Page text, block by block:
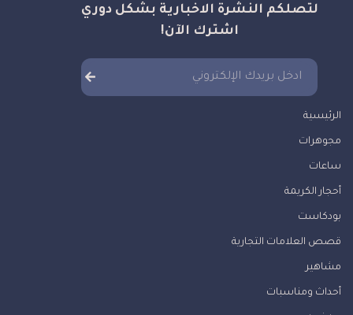
لتصلكم النشرة الاخبارية بشكل دوري
اشترك الآن!
الرئيسية
مجوهرات
ساعات
أحجار الكريمة
بودكاست
قصص العلامات التجارية
مشاهير
أحداث ومناسبات